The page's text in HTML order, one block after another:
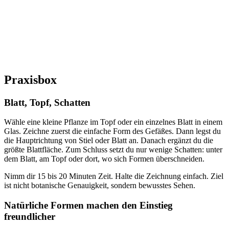
Praxisbox
Blatt, Topf, Schatten
Wähle eine kleine Pflanze im Topf oder ein einzelnes Blatt in einem
Glas. Zeichne zuerst die einfache Form des Gefäßes. Dann legst du
die Hauptrichtung von Stiel oder Blatt an. Danach ergänzt du die
größte Blattfläche. Zum Schluss setzt du nur wenige Schatten: unter
dem Blatt, am Topf oder dort, wo sich Formen überschneiden.
Nimm dir 15 bis 20 Minuten Zeit. Halte die Zeichnung einfach. Ziel
ist nicht botanische Genauigkeit, sondern bewusstes Sehen.
Natürliche Formen machen den Einstieg
freundlicher